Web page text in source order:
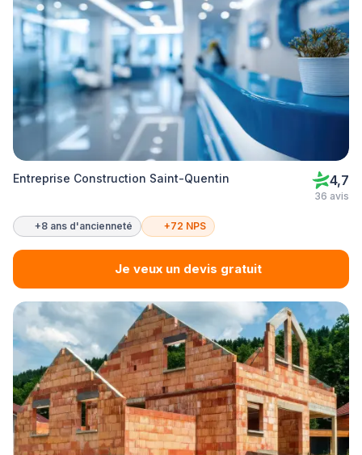
Entreprise Construction Saint-Quentin 4,7
36 avis
+8 ans d'ancienneté +72 NPS
Je veux un devis gratuit